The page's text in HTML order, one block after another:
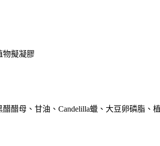
物擬凝膠
醋母、甘油、Candelilla蠟、大豆卵磷脂、